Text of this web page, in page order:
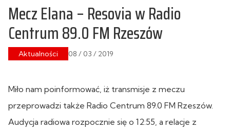
Mecz Elana – Resovia w Radio
Centrum 89.0 FM Rzeszów
Aktualności 08 / 03 / 2019
Miło nam poinformować, iż transmisje z meczu
przeprowadzi także Radio Centrum 89.0 FM Rzeszów.
Audycja radiowa rozpocznie się o 12:55, a relacje z